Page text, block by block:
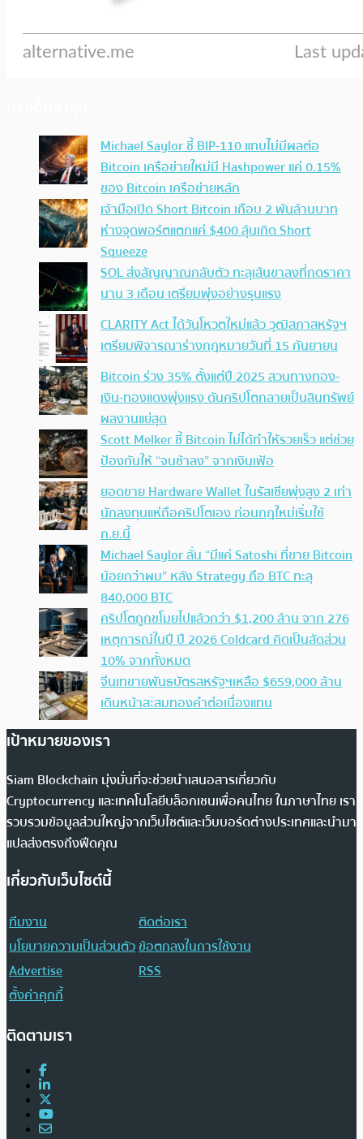
Michael Saylor ชี้ BIP-110 แทบไม่มีผลต่อ
Bitcoin เครือข่ายใหม่มี Hashpower แค่ 0.15%
ของ Bitcoin เครือข่ายหลัก
เจ้ามือเปิด Short Bitcoin เกือบ 2 พันล้านบาท
ห่างจุดพอร์ตแตกแค่ $400 ลุ้นเกิด Short
Squeeze
SOL ส่งสัญญาณกลับตัว ทะลุเส้นขาลงที่กดราคา
นาน 3 เดือน เตรียมพุ่งอย่างรุนแรง
CLARITY Act ได้วันโหวตใหม่แล้ว วุฒิสภาสหรัฐฯ
เตรียมพิจารณาร่างกฎหมายวันที่ 15 กันยายน
Bitcoin ร่วง 35% ตั้งแต่ปี 2025 สวนทางทอง-
เงิน-ทองแดงพุ่งแรง ดันคริปโตกลายเป็นสินทรัพย์
ผลงานแย่สุด
Scott Melker ชี้ Bitcoin ไม่ได้ทำให้รวยเร็ว แต่ช่วย
ป้องกันให้ “จนช้าลง” จากเงินเฟ้อ
ยอดขาย Hardware Wallet ในรัสเซียพุ่งสูง 2 เท่า
นักลงทุนแห่ถือคริปโตเอง ก่อนกฎใหม่เริ่มใช้
ก.ย.นี้
Michael Saylor ลั่น “มีแค่ Satoshi ที่ขาย Bitcoin
น้อยกว่าผม” หลัง Strategy ถือ BTC ทะลุ
840,000 BTC
คริปโตถูกขโมยไปแล้วกว่า $1,200 ล้าน จาก 276
เหตุการณ์ในปี ปี 2026 Coldcard คิดเป็นสัดส่วน
10% จากทั้งหมด
จีนเทขายพันธบัตรสหรัฐฯเหลือ $659,000 ล้าน
เดินหน้าสะสมทองคำต่อเนื่องแทน
เป้าหมายของเรา
Siam Blockchain มุ่งมั่นที่จะช่วยนำเสนอสารเกี่ยวกับ
Cryptocurrency และเทคโนโลยีบล็อกเชนเพื่อคนไทย ในภาษาไทย เรา
รวบรวมข้อมูลส่วนใหญ่จากเว็บไซต์และเว็บบอร์ดต่างประเทศและนำมา
แปลส่งตรงถึงฟีดคุณ
เกี่ยวกับเว็บไซต์นี้
ทีมงาน
ติดต่อเรา
นโยบายความเป็นส่วนตัวข้อตกลงในการใช้งาน
Advertise
RSS
ตั้งค่าคุกกี้
ติดตามเรา